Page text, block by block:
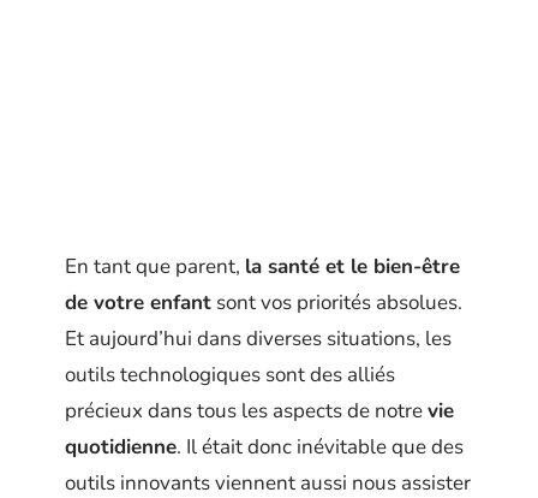
En tant que parent, la santé et le bien-être
de votre enfant sont vos priorités absolues.
Et aujourd’hui dans diverses situations, les
outils technologiques sont des alliés
précieux dans tous les aspects de notrevie
quotidienne. Il était donc inévitable que des
outils innovants viennent aussi nous assister